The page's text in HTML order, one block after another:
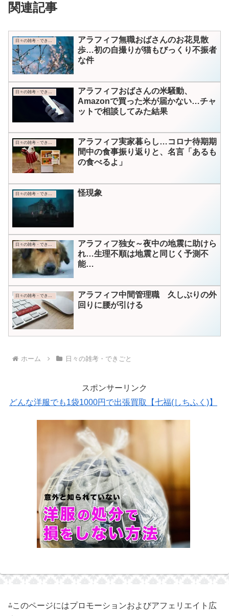
関連記事
日々の雑考・できごと
アラフィフ無職おばさんのお花見散
歩…初の自撮りが猫もびっくり不振者
な件
アラフィフおばさんの米騒動、
Amazonで買った米が届かない…チャ
ットで相談してみた結果
日々の雑考・できごと
アラフィフ実家暮らし…コロナ待期期
間中の食事振り返りと、名言「あるも
の食べるよ」
日々の雑考・できごと 怪現象
日々の雑考・できごと
アラフィフ独女～夜中の地震に助けら
れ…生理不順は地震と同じく予測不
能…
日々の雑考・できごと
アラフィフ中間管理職 久しぶりの外
回りに腰が引ける
ホーム 日々の雑考・できごと
スポンサーリンク
どんな洋服でも1袋1000円で出張買取【七福(しちふく)】
⁂このページにはプロモーションおよびアフェリエイト広